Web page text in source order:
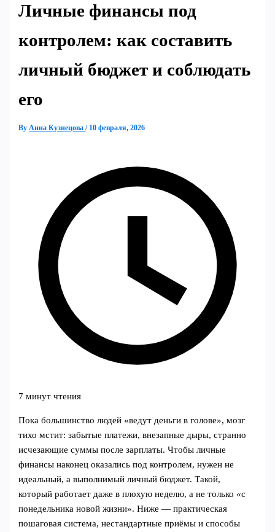
Личные финансы под
контролем: как составить
личный бюджет и соблюдать
его
ByАнна Кузнецова/ 10 февраля, 2026
7 минут чтения
Пока большинство людей «ведут деньги в голове», мозг
тихо мстит: забытые платежи, внезапные дыры, странно
исчезающие суммы после зарплаты. Чтобы личные
финансы наконец оказались под контролем, нужен не
идеальный, а выполнимый личный бюджет. Такой,
который работает даже в плохую неделю, а не только «с
понедельника новой жизни». Ниже — практическая
пошаговая система, нестандартные приёмы и способы